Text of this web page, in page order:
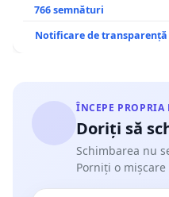
766 semnături
Notificare de transparență
ÎNCEPE PROPRIA
Doriți să
Schimbarea nu
Porniți o